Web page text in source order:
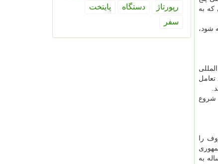
که به
شود،
شروع
را
به
رپورتاژ
دستگاه
پایتخت
سفر